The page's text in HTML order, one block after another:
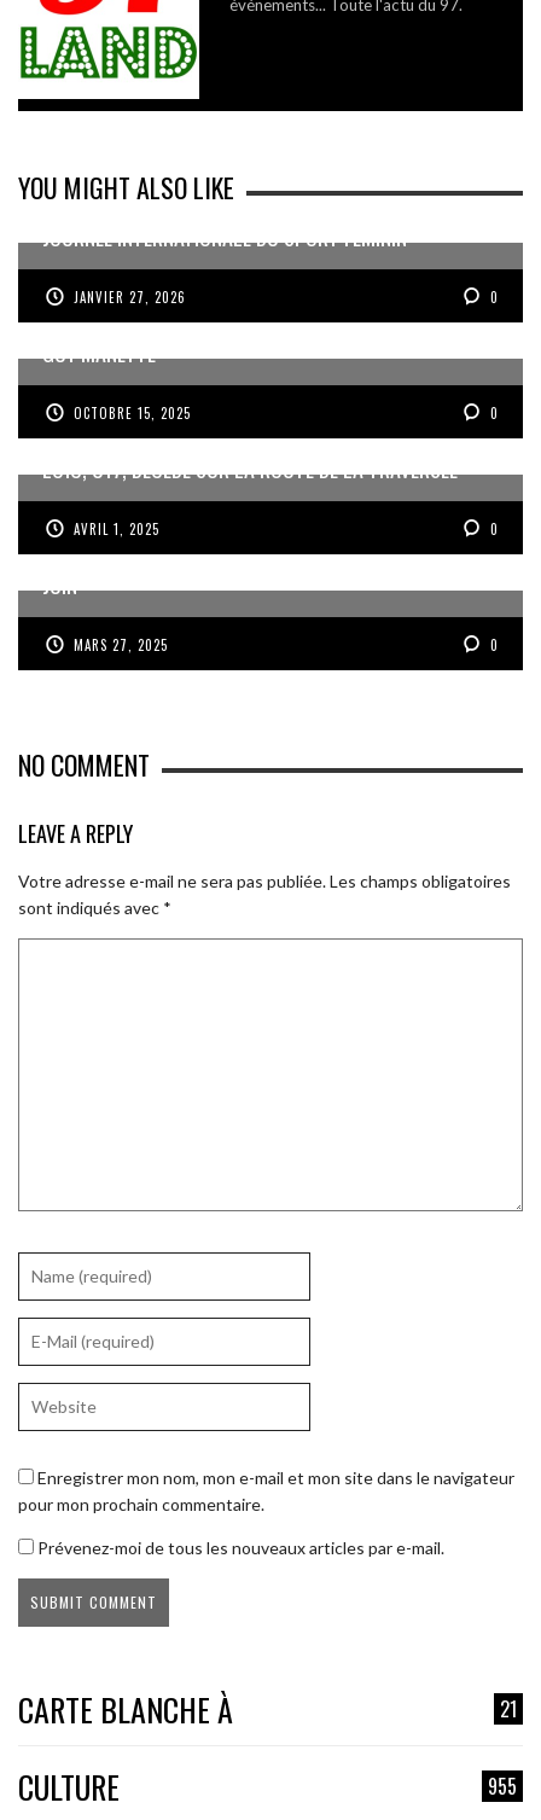
événements... Toute l'actu du 97.
YOU MIGHT ALSO LIKE
JOURNÉE INTERNATIONALE DU SPORT FÉMININ
JANVIER 27, 2026 0
MISE EN RETRAIT DE JEAN DARTRON ET NOMINATION DE
GUY MANETTE
OCTOBRE 15, 2025 0
LOÏC, U17, DÉCÉDÉ SUR LA ROUTE DE LA TRAVERSÉE
AVRIL 1, 2025 0
ROUSSILLON ET LES GWADABOYS À LA GOLD CUP EN
JUIN
MARS 27, 2025 0
NO COMMENT
LEAVE A REPLY
Votre adresse e-mail ne sera pas publiée.Les champs obligatoires
sont indiqués avec *
Enregistrer mon nom, mon e-mail et mon site dans le navigateur
pour mon prochain commentaire.
Prévenez-moi de tous les nouveaux articles par e-mail.
CARTE BLANCHE À 21
CULTURE 955